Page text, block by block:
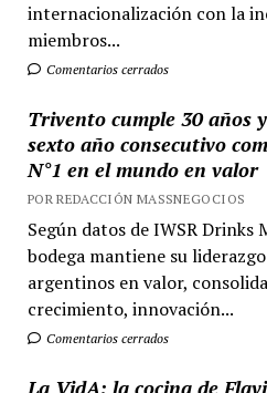
internacionalización con la
miembros...
Comentarios cerrados
Trivento cumple 30 años
sexto año consecutivo
N°1 en el mundo en valor
POR REDACCIÓN MASSNEGOCIOS
Según datos de IWSR Drinks
bodega mantiene su
argentinos en valor,
crecimiento, innovación...
Comentarios cerrados
La VidA: la cocina de